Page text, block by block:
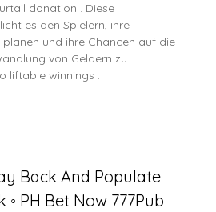
donation . Diese
es den Spielern, ihre
und ihre Chancen auf die
von Geldern zu
liftable winnings .
Back And Populate
◦ PH Bet Now 777Pub